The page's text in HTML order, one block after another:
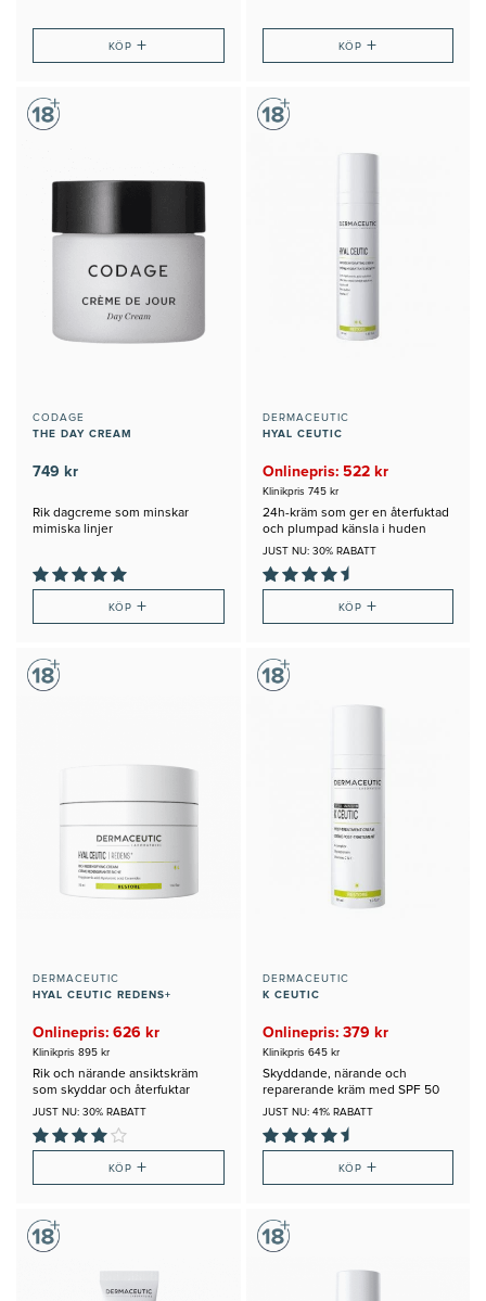
KÖP+ KÖP +
CODAGE
THE DAY CREAM
749 kr
Rik dagcreme som minskar
mimiska linjer
KÖP+
DERMACEUTIC
HYAL CEUTIC
Onlinepris: 522 kr
Klinikpris 745 kr
24h-kräm som ger en återfuktad
och plumpad känsla i huden
JUST NU: 30% RABATT
KÖP +
DERMACEUTIC
HYAL CEUTIC REDENS+
Onlinepris: 626 kr
Klinikpris 895 kr
Rik och närande ansiktskräm
som skyddar och återfuktar
JUST NU: 30% RABATT
KÖP+
DERMACEUTIC
K CEUTIC
Onlinepris: 379 kr
Klinikpris 645 kr
Skyddande, närande och
reparerande kräm med SPF 50
JUST NU: 41% RABATT
KÖP +